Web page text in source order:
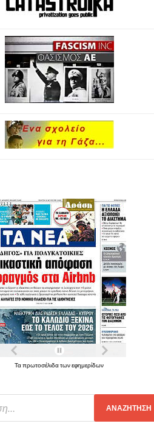
Τα πρωτοσέλιδα των εφημερίδων